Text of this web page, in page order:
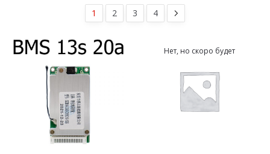
1 2 3 4
Нет, но скоро будет